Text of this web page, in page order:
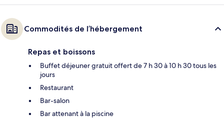
Commodités de l’hébergement
Repas et boissons
Buffet déjeuner gratuit offert de 7 h 30 à 10 h 30 tous les
jours
Restaurant
Bar-salon
Bar attenant à la piscine